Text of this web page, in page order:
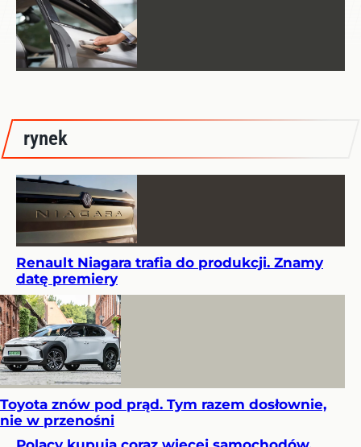
rynek
Renault Niagara trafia do produkcji. Znamy
datę premiery
Toyota znów pod prąd. Tym razem dosłownie,
nie w przenośni